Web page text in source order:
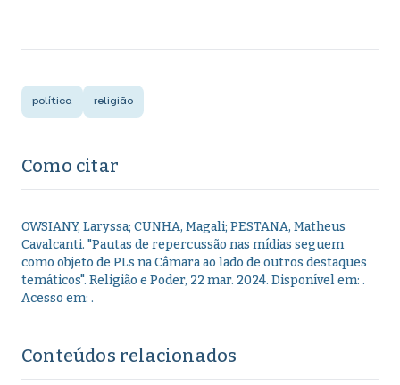
política religião
Como citar
OWSIANY, Laryssa; CUNHA, Magali; PESTANA, Matheus
Cavalcanti. "Pautas de repercussão nas mídias seguem
como objeto de PLs na Câmara ao lado de outros destaques
temáticos". Religião e Poder, 22 mar. 2024. Disponível em: .
Acesso em: .
Conteúdos relacionados